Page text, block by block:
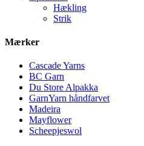
Hækling
Strik
Mærker
Cascade Yarns
BC Garn
Du Store Alpakka
GarnYarn håndfarvet
Madeira
Mayflower
Scheepjeswol